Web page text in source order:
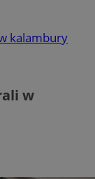
kalambury
w